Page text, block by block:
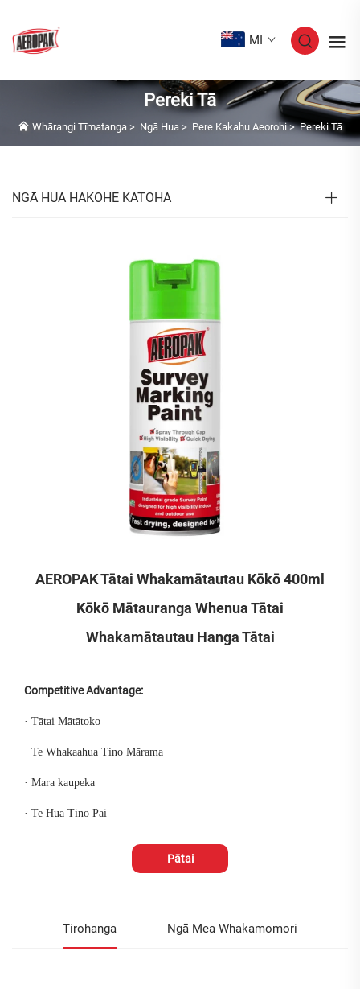
MI
Pereki Tā
Whārangi Tīmatanga > Ngā Hua > Pere Kakahu Aeorohi>Pereki Tā
NGĀ HUA HAKOHE KATOHA
AEROPAK Tātai Whakamātautau Kōkō 400ml
Kōkō Mātauranga Whenua Tātai
Whakamātautau Hanga Tātai
Competitive Advantage:
· Tātai Mātātoko
· Te Whakaahua Tino Mārama
· Mara kaupeka
· Te Hua Tino Pai
Pātai
Tirohanga Ngā Mea Whakamomori